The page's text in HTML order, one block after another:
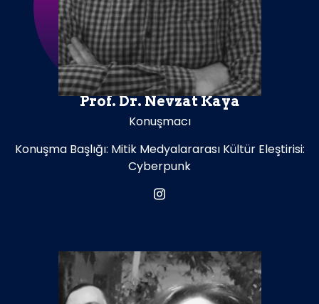
Prof. Dr. Nevzat Kaya
Konuşmacı
Konuşma Başlığı: Mitik Medyalararası Kültür Eleştirisi:
Cyberpunk